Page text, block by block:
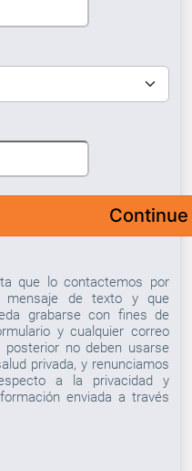
que lo contactemos por
mensaje de texto y que
grabarse con fines de
y cualquier correo
no deben usarse
privada, y renunciamos
a la privacidad y
enviada a través